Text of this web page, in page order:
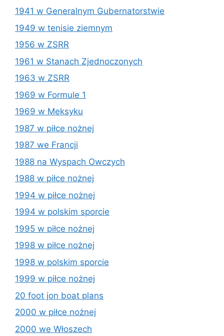
1941 w Generalnym Gubernatorstwie
1949 w tenisie ziemnym
1956 w ZSRR
1961 w Stanach Zjednoczonych
1963 w ZSRR
1969 w Formule 1
1969 w Meksyku
1987 w piłce nożnej
1987 we Francji
1988 na Wyspach Owczych
1988 w piłce nożnej
1994 w piłce nożnej
1994 w polskim sporcie
1995 w piłce nożnej
1998 w piłce nożnej
1998 w polskim sporcie
1999 w piłce nożnej
20 foot jon boat plans
2000 w piłce nożnej
2000 we Włoszech